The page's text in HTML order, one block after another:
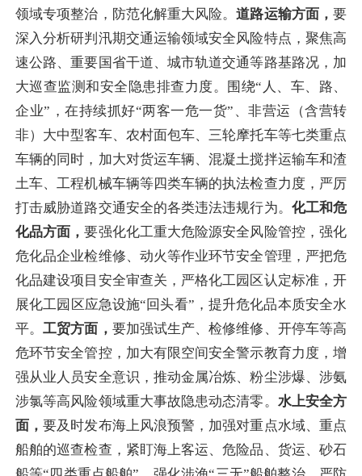
领域专项整治，防范化解重大风险。道路运输方面，要
深入分析研判汛期交通运输领域安全风险特点，聚焦高
速公路、重要国省干道、城市轨道交通等路基路况，加
大巡查监测和安全隐患排查力度。围绕“人、车、路、
企业”，在持续抓好“两客一危一货”、非营运（含营转
非）大中型客车、农村面包车、三轮摩托车等七类重点
车辆的同时，加大对货运车辆、混凝土搅拌运输车和渣
土车、工程机械车辆等四类车辆的执法检查力度，严厉
打击威胁道路交通安全的各类违法违规行为。 化工和危
化品方面，要强化化工重大危险源安全风险管控，强化
危化品企业检维修、动火等作业环节安全管理，严把危
化品建设项目安全审查关，严格化工园区认定标准，开
展化工园区应急设施“回头看”，提升危化品本质安全水
平。工贸方面， 要加强试生产、检修维修、开停车等高
危环节安全管控，加大有限空间安全警示教育力度，增
强从业人员安全意识，推动金属冶炼、粉尘涉爆、涉氨
涉氯等高风险领域重大事故隐患动态清零。 水上安全方
面 ，要及时发布海上风浪预警，加强对重点水域、重点
船舶的巡查检查，紧盯海上客运、危险品、货运、砂石